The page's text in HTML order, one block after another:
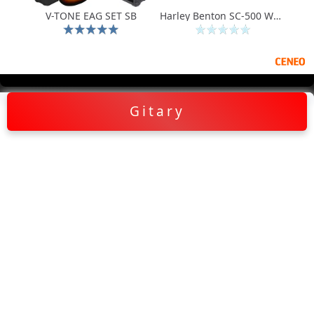
V-TONE EAG SET SB Harley Benton SC-500 WH - Gitary elektryczne
Gitary